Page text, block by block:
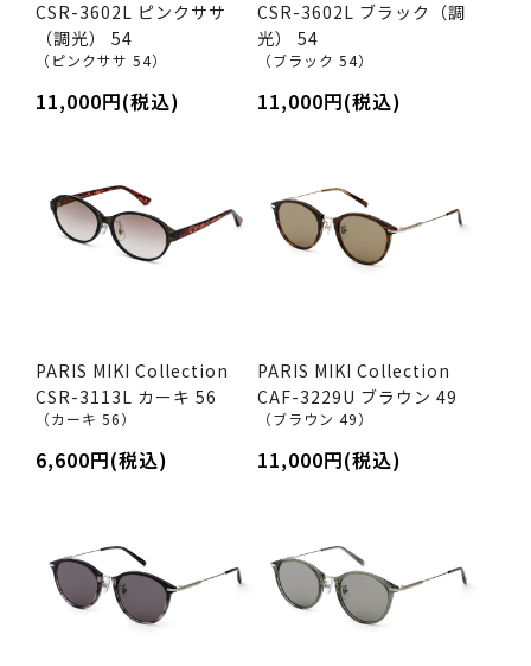
CSR-3602L ピンクササ
（調光） 54
（ピンクササ 54）
11,000円(税込)
CSR-3602L ブラック（調
光） 54
（ブラック 54）
11,000円(税込)
PARIS MIKI Collection
CSR-3113L カーキ 56
（カーキ 56）
6,600円(税込)
PARIS MIKI Collection
CAF-3229U ブラウン 49
（ブラウン 49）
11,000円(税込)